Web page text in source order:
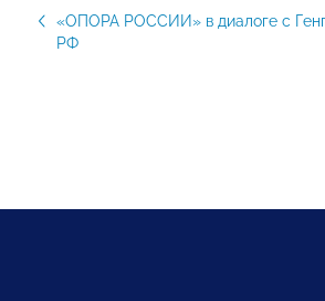
«ОПОРА РОССИИ» в диалоге с
РФ